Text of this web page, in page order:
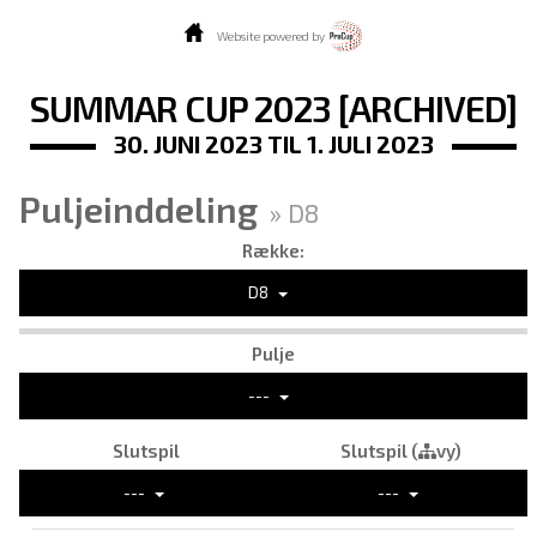
Website powered by
SUMMAR CUP 2023 [ARCHIVED]
30. JUNI 2023 TIL 1. JULI 2023
Puljeinddeling » D8
Række:
D8
Pulje
---
Slutspil Slutspil ( vy)
--- ---